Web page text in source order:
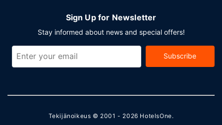
Sign Up for Newsletter
Stay informed about news and special offers!
Subscribe
Tekijänoikeus © 2001 - 2026 HotelsOne.